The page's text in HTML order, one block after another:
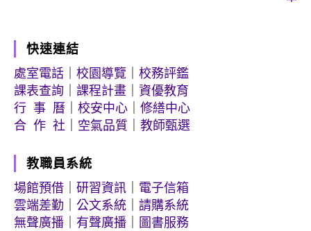
快速連結
處室電話
校園導覽
校務評鑑
課表查詢
課程計畫
資優教育
行 事 曆
校安中心
修繕中心
合 作 社
空氣品質 教師甄選
教職員系統
場館預借
研習資訊
電子信箱
雲端差勤
公文系統
請購系統
無聲廣播
有聲廣播 圖書服務